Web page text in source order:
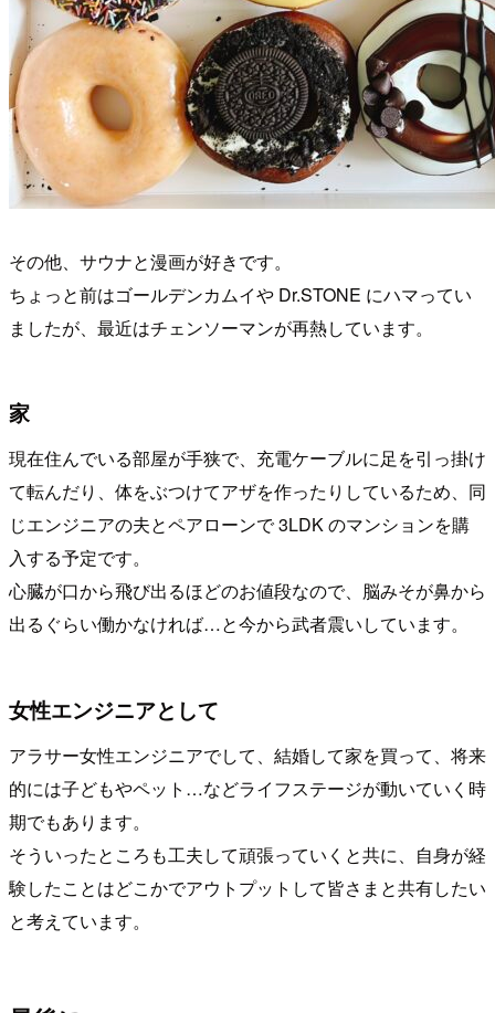
その他、サウナと漫画が好きです。
ちょっと前はゴールデンカムイや Dr.STONE にハマってい
ましたが、最近はチェンソーマンが再熱しています。
家
現在住んでいる部屋が手狭で、充電ケーブルに足を引っ掛け
て転んだり、体をぶつけてアザを作ったりしているため、同
じエンジニアの夫とペアローンで 3LDK のマンションを購
入する予定です。
心臓が口から飛び出るほどのお値段なので、脳みそが鼻から
出るぐらい働かなければ…と今から武者震いしています。
女性エンジニアとして
アラサー女性エンジニアでして、結婚して家を買って、将来
的には子どもやペット…などライフステージが動いていく時
期でもあります。
そういったところも工夫して頑張っていくと共に、自身が経
験したことはどこかでアウトプットして皆さまと共有したい
と考えています。